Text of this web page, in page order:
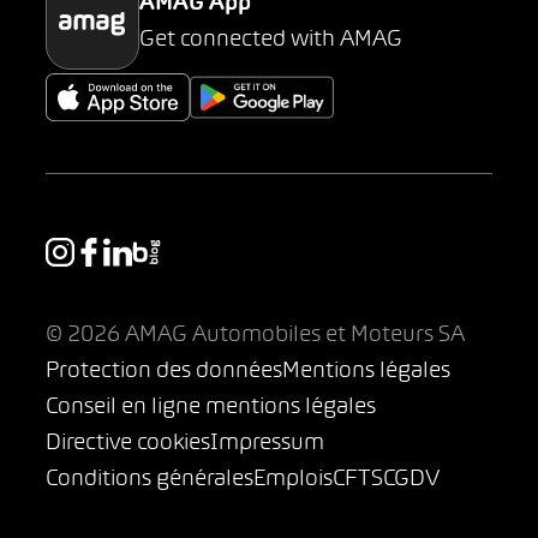
AMAG App
Get connected with AMAG
© 2026 AMAG Automobiles et Moteurs SA
Protection des donnéesMentions légales
Conseil en ligne mentions légales
Directive cookiesImpressum
Conditions généralesEmploisCFTSCGDV